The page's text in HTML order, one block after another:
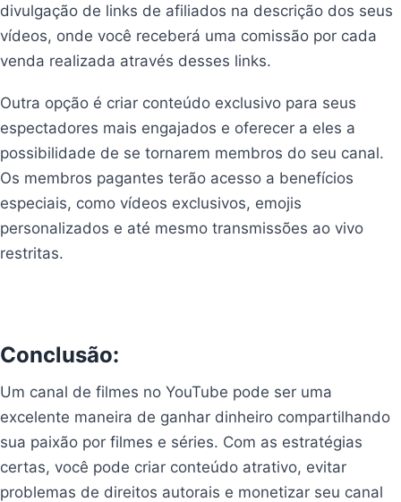
divulgação de links de afiliados na descrição dos seus
vídeos, onde você receberá uma comissão por cada
venda realizada através desses links.
Outra opção é criar conteúdo exclusivo para seus
espectadores mais engajados e oferecer a eles a
possibilidade de se tornarem membros do seu canal.
Os membros pagantes terão acesso a benefícios
especiais, como vídeos exclusivos, emojis
personalizados e até mesmo transmissões ao vivo
restritas.
Conclusão:
Um canal de filmes no YouTube pode ser uma
excelente maneira de ganhar dinheiro compartilhando
sua paixão por filmes e séries. Com as estratégias
certas, você pode criar conteúdo atrativo, evitar
problemas de direitos autorais e monetizar seu canal